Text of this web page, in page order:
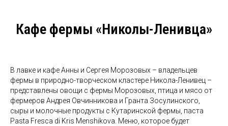
Кафе фермы «Николы-Ленивца»
В лавке и кафе Анны и Сергея Морозовых – владельцев
фермы в природно-творческом кластере Никола-Ленивец –
представлены овощи с фермы Морозовых, птица и мясо от
фермеров Андрея Овчинникова и Гранта Зосулинского,
сыры и молочные продукты с Кутаринской фермы, паста
Pasta Fresca di Kris Menshikova. Меню, которое будет